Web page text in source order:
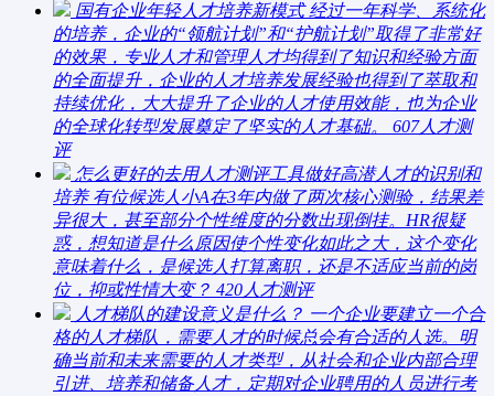
国有企业年轻人才培养新模式 经过一年科学、系统化
的培养，企业的“领航计划”和“护航计划”取得了非常好
的效果，专业人才和管理人才均得到了知识和经验方面
的全面提升，企业的人才培养发展经验也得到了萃取和
持续优化，大大提升了企业的人才使用效能，也为企业
的全球化转型发展奠定了坚实的人才基础。
607人才测
评
怎么更好的去用人才测评工具做好高潜人才的识别和
培养 有位候选人小A在3年内做了两次核心测验，结果差
异很大，甚至部分个性维度的分数出现倒挂。HR很疑
惑，想知道是什么原因使个性变化如此之大，这个变化
意味着什么，是候选人打算离职，还是不适应当前的岗
位，抑或性情大变？ 420 人才测评
人才梯队的建设意义是什么？ 一个企业要建立一个合
格的人才梯队，需要人才的时候总会有合适的人选。明
确当前和未来需要的人才类型，从社会和企业内部合理
引进、培养和储备人才，定期对企业聘用的人员进行考